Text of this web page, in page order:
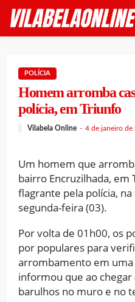
POLÍCIA
Homem arromba
polícia, em Triunfo
Vilabela Online 4 de janeiro de
Um homem que
bairro Encruzilhada, em
flagrante pela polícia,
segunda-feira (03).
Por volta de 01h00, os
por populares para
arrombamento em uma
informou que ao chegar
barulhos no muro e no